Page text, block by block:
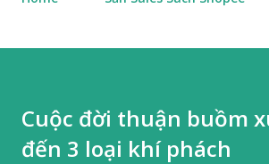
Cuộc đời thuận buồm
đến 3 loại khí phách